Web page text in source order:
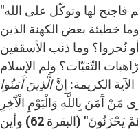
للسّلم فاجنح لها وتوكّل على الله"
إذاً، وما خطيئة بعض الكهنة الذين
نُحروا؟ وما ذنب الأسقفين
التّقيّات؟ ولم الإسلام
الكريمة: إِنَّالَّذِينَ آَمَنُوا
مَنْ آَمَنَ بِاللَّهِ وَالْيَوْمِ الْآَخِرِ
وَعَمِلَ صَالِحًا فَلَا خَوْف عَلَيْهِمْ وَلَا هُمْ يَحْزَنُونَ" (البقرة 62) وأين